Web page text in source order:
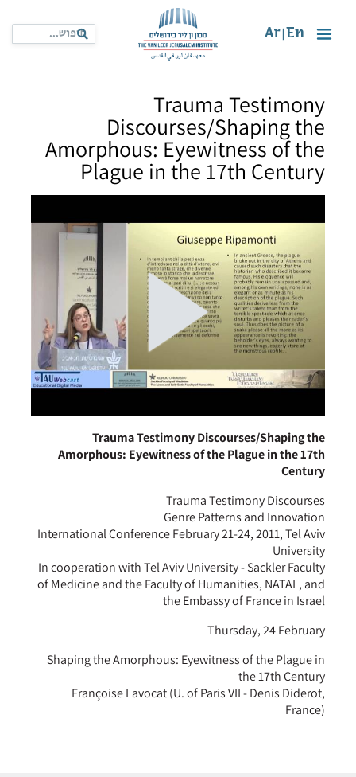
En
Ar
Trauma Testimony
Discourses/Shaping the
Amorphous: Eyewitness of the
Plague in the 17th Century
Trauma Testimony Discourses/Shaping the
Amorphous: Eyewitness of the Plague in the 17th
Century
Trauma Testimony Discourses
Genre Patterns and Innovation
International Conference February 21-24, 2011, Tel Aviv
University
In cooperation with Tel Aviv University - Sackler Faculty
of Medicine and the Faculty of Humanities, NATAL, and
the Embassy of France in Israel
Thursday, 24 February
Shaping the Amorphous: Eyewitness of the Plague in
the 17th Century
Françoise Lavocat (U. of Paris VII - Denis Diderot,
France)